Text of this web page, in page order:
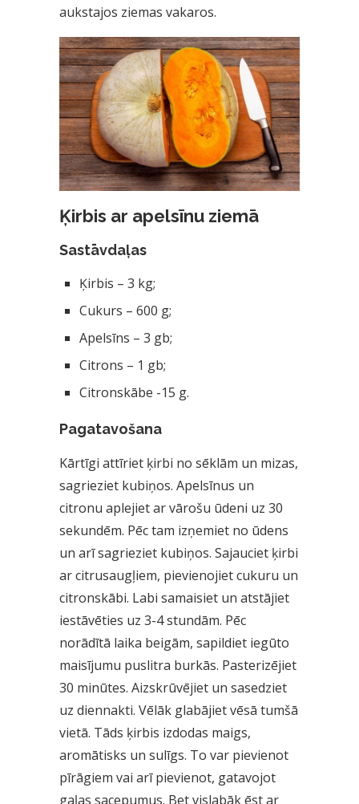
aukstajos ziemas vakaros.
Ķirbis ar apelsīnu ziemā
Sastāvdaļas
Ķirbis – 3 kg;
Cukurs – 600 g;
Apelsīns – 3 gb;
Citrons – 1 gb;
Citronskābe -15 g.
Pagatavošana
Kārtīgi attīriet ķirbi no sēklām un mizas,
sagrieziet kubiņos. Apelsīnus un
citronu aplejiet ar vārošu ūdeni uz 30
sekundēm. Pēc tam izņemiet no ūdens
un arī sagrieziet kubiņos. Sajauciet ķirbi
ar citrusaugļiem, pievienojiet cukuru un
citronskābi. Labi samaisiet un atstājiet
iestāvēties uz 3-4 stundām. Pēc
norādītā laika beigām, sapildiet iegūto
maisījumu puslitra burkās. Pasterizējiet
30 minūtes. Aizskrūvējiet un sasedziet
uz diennakti. Vēlāk glabājiet vēsā tumšā
vietā. Tāds ķirbis izdodas maigs,
aromātisks un sulīgs. To var pievienot
pīrāgiem vai arī pievienot, gatavojot
gaļas sacepumus. Bet vislabāk ēst ar